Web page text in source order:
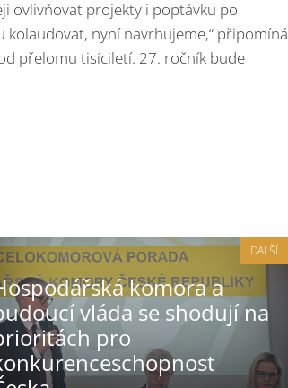
ovlivňovat projekty i poptávku po
nyní navrhujeme,“ připomíná
přelomu tisíciletí. 27. ročník bude
komora a
vláda se shodují na
pro
DALŠÍ